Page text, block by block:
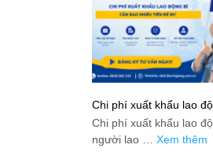
Chi phí xuất khẩu lao
bao nhiêu tiền để đi?
Chi phí xuất khẩu lao
người lao … Xem thêm